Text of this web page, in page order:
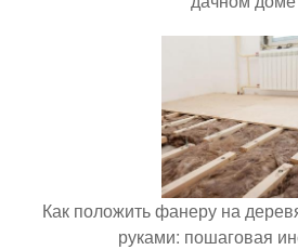
Как положить фанеру на
руками: пошаговая